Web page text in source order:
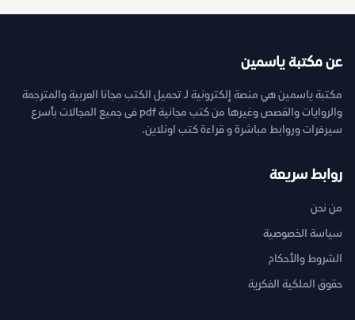
عن مكتبة ياسمين
مكتبة ياسمين هي منصة إلكترونية لـ تحميل الكتب مجانا العربية والمترجمة
والروايات والقصص وغيرها من كتب مجانية pdf فى جميع المجالات بأسرع
سيرفرات وروابط مباشرة و قراءة كتب اونلاين.
روابط سريعة
من نحن
سياسة الخصوصية
الشروط والأحكام
حقوق الملكية الفكرية